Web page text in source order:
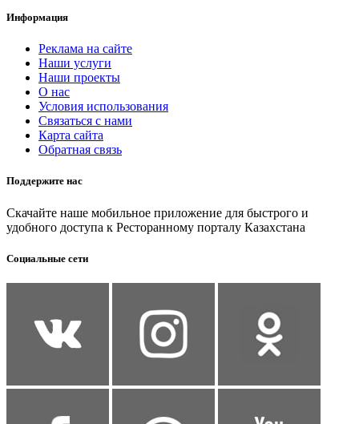
Информация
Реклама на сайте
Наши услуги
Наши проекты
О нас
Условия использования
Связаться с нами
Карта сайта
Обратная связь
Поддержите нас
Скачайте наше мобильное приложение для быстрого и
удобного доступа к Ресторанному порталу Казахстана
Социальные сети